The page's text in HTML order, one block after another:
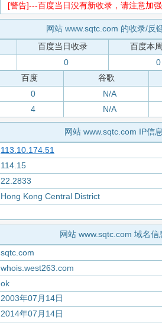
[警告]---百度当日没有新收录，请注意加
网站 www.sqtc.com 的收录/反
百度当日收录
百度本
0
0
百度
谷歌
0
N/A
4 N/A
网站 www.sqtc.com IP信
113.10.174.51
114.15
22.2833
Hong Kong Central District
网站 www.sqtc.com 域名信
sqtc.com
whois.west263.com
ok
2003年07月14日
2014年07月14日